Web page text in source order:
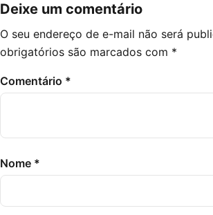
Deixe um comentário
O seu endereço de e-mail não será
obrigatórios são marcados com *
Comentário *
Nome *